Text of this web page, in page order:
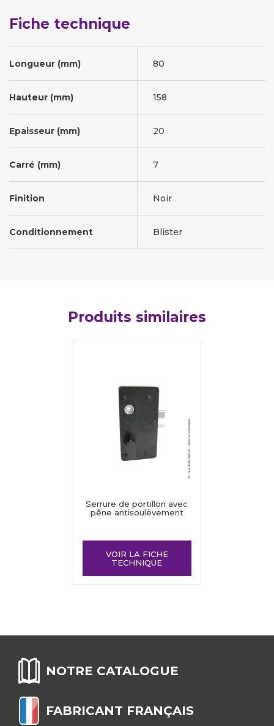
Fiche technique
Longueur (mm) 80
Hauteur (mm) 158
Epaisseur (mm) 20
Carré (mm) 7
Finition Noir
Conditionnement Blister
Produits similaires
Serrure de portillon avec
pêne antisoulèvement
VOIR LA FICHE
TECHNIQUE
NOTRE CATALOGUE
FABRICANT FRANÇAIS